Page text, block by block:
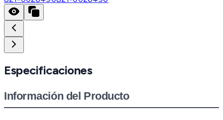
Especificaciones
Información del Producto